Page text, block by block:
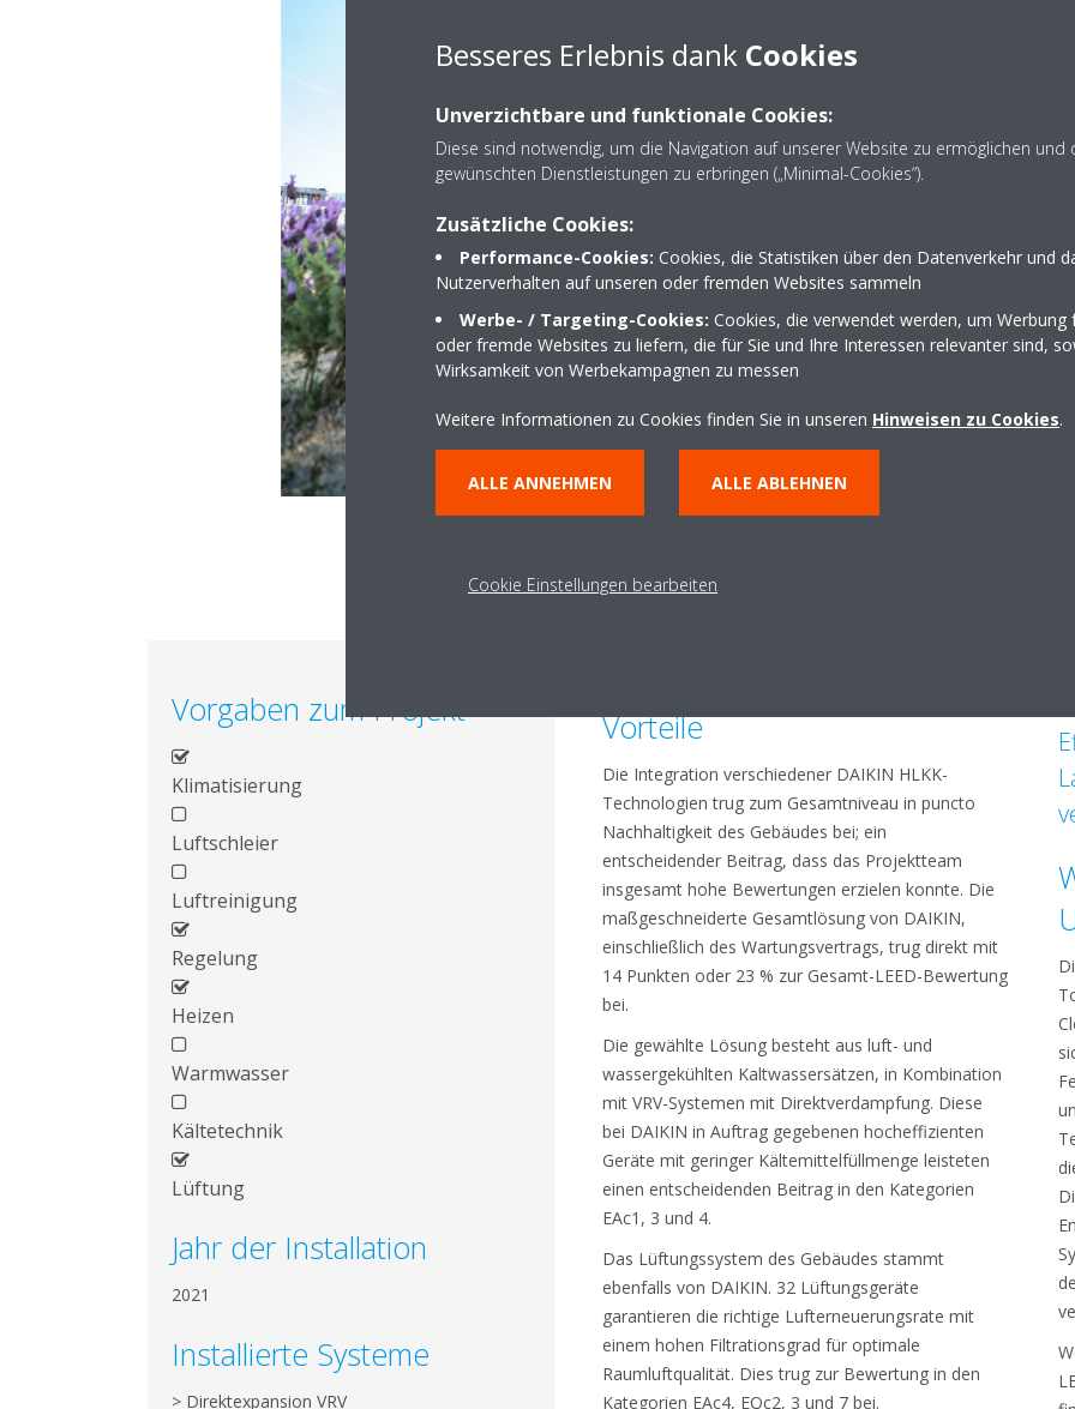
Gemeinsam mit
dabei
Vorgaben zum Projekt
Klimatisierung
Luftschleier
Luftreinigung
Regelung
Heizen
Warmwasser
Kältetechnik
Lüftung
Jahr der Installation
2021
Installierte Systeme
> Direktexpansion VRV
Vorteile
Die Integration verschiedener DAIKIN HLKK-
Technologien trug zum Gesamtniveau in puncto
Nachhaltigkeit des Gebäudes bei; ein
entscheidender Beitrag, dass das Projektteam
insgesamt hohe Bewertungen erzielen konnte. Die
maßgeschneiderte Gesamtlösung von DAIKIN,
einschließlich des Wartungsvertrags, trug direkt mit
14 Punkten oder 23 % zur Gesamt-LEED-Bewertung
bei.
Die gewählte Lösung besteht aus luft- und
wassergekühlten Kaltwassersätzen, in Kombination
mit VRV-Systemen mit Direktverdampfung. Diese
bei DAIKIN in Auftrag gegebenen hocheffizienten
Geräte mit geringer Kältemittelfüllmenge leisteten
einen entscheidenden Beitrag in den Kategorien
EAc1, 3 und 4.
Das Lüftungssystem des Gebäudes stammt
ebenfalls von DAIKIN. 32 Lüftungsgeräte
garantieren die richtige Lufterneuerungsrate mit
einem hohen Filtrationsgrad für optimale
Raumluftqualität. Dies trug zur Bewertung in den
Kategorien EAc4, EQc2, 3 und 7 bei.
Besseres Erlebnis dank Cookies
Unverzichtbare und funktionale Cookies:
Diese sind notwendig, um die Navigation auf unserer Website zu ermöglichen und
gewünschten Dienstleistungen zu erbringen („Minimal-Cookies“).
Zusätzliche Cookies:
Performance-Cookies: Cookies, die Statistiken über den Datenverkehr und
Nutzerverhalten auf unseren oder fremden Websites sammeln
Werbe- / Targeting-Cookies: Cookies, die verwendet werden, um Werbung
oder fremde Websites zu liefern, die für Sie und Ihre Interessen relevanter sind,
Wirksamkeit von Werbekampagnen zu messen
Weitere Informationen zu Cookies finden Sie in unseren Hinweisen zu Cookies.
ALLE ANNEHMEN ALLE ABLEHNEN
Cookie Einstellungen bearbeiten